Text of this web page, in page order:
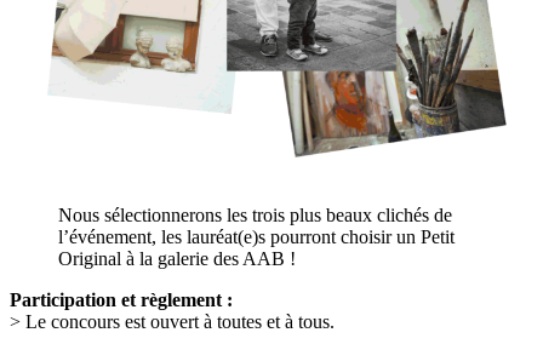
Nous sélectionnerons les trois plus beaux clichés de
l’événement, les lauréat(e)s pourront choisir un Petit
Original à la galerie des AAB !
Participation et règlement :
> Le concours est ouvert à toutes et à tous.